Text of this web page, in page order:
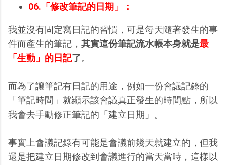
06.「修改筆記的日期」：
我並沒有固定寫日記的習慣，可是每天隨著發生的事
件而產生的筆記， 其實這份筆記流水帳本身就是最
「生動」的日記了。
而為了讓筆記有日記的用途，例如一份會議記錄的
「筆記時間」就顯示該會議真正發生的時間點，所以
我會去手動修正筆記的「建立日期」。
事實上會議記錄有可能是會議前幾天就建立的，但我
還是把建立日期修改到會議進行的當天當時，這樣以